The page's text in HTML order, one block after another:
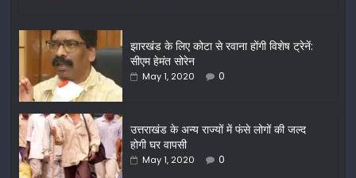
c
e
b
o
o
k
itt
er
ar
e
झारखंड के लिए कोटा से रवाना होंगी विशेष ट्रेनें:
सीएम हेमंत सोरेन
May 1, 2020 0
उत्तराखंड के अन्य राज्यों में फंसे लोगों की जल्द
होगी घर वापसी
May 1, 2020 0